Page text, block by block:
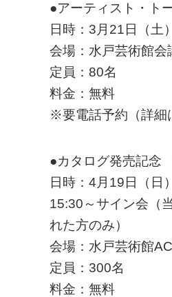
●アーティスト・ト
日時：3月21日（
会場：水戸芸術館会
定員：80名
料金：無料
※要電話予約（詳細
●カタログ発売記念
日時：4月19日（日
15:30～サイン会（
れた方のみ）
会場：水戸芸術館
定員：300名
料金：無料